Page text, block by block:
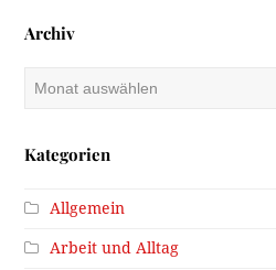
Archiv
Kategorien
Allgemein
Arbeit und Alltag